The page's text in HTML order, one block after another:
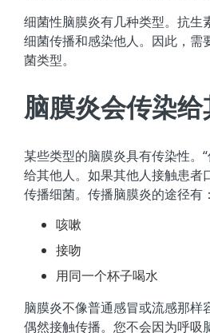
细菌性脑膜炎有几种类型。抗生
细菌传播和感染他人。因此，需
菌类型。
脑膜炎会传染给
某些类型的脑膜炎具有传染性。
给其他人。如果其他人接触患者
传播细菌。传播脑膜炎的途径有：
咳嗽
接吻
用同一个杯子喝水
脑膜炎不像普通感冒或流感那样
偶然接触传播。您不会因为呼吸